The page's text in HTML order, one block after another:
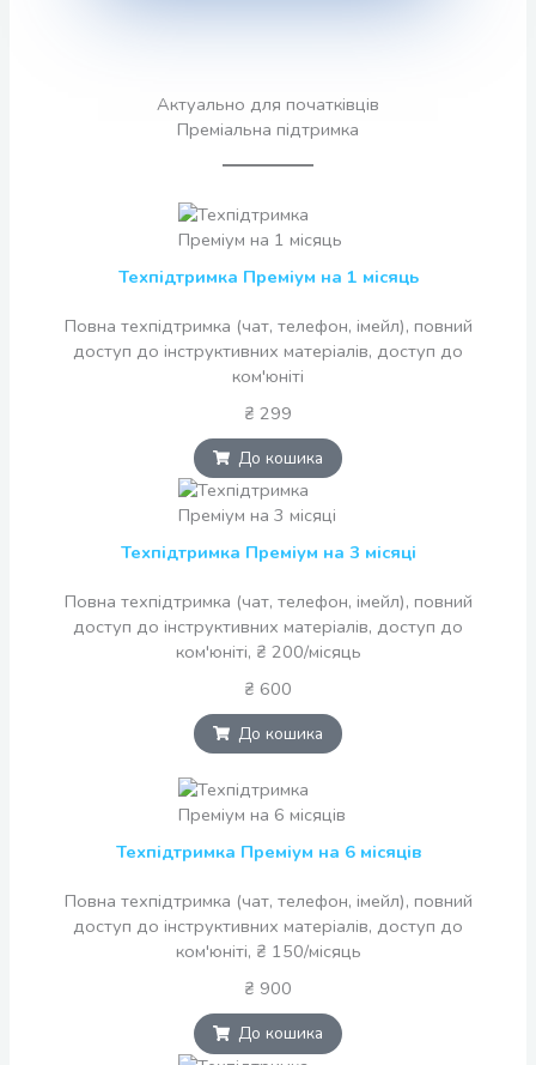
Актуально для початківців
Преміальна підтримка
Техпідтримка Преміум на 1 місяць
Повна техпідтримка (чат, телефон, імейл), повний
доступ до інструктивних матеріалів, доступ до
ком'юніті
₴ 299
До кошика
Техпідтримка Преміум на 3 місяці
Повна техпідтримка (чат, телефон, імейл), повний
доступ до інструктивних матеріалів, доступ до
ком'юніті, ₴ 200/місяць
₴ 600
До кошика
Техпідтримка Преміум на 6 місяців
Повна техпідтримка (чат, телефон, імейл), повний
доступ до інструктивних матеріалів, доступ до
ком'юніті, ₴ 150/місяць
₴ 900
До кошика